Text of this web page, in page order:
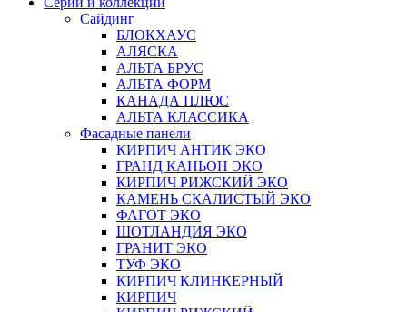
Сайдинг
БЛОКХАУС
АЛЯСКА
АЛЬТА БРУС
АЛЬТА ФОРМ
КАНАДА ПЛЮС
АЛЬТА КЛАССИКА
Фасадные панели
КИРПИЧ АНТИК ЭКО
ГРАНД КАНЬОН ЭКО
КИРПИЧ РИЖСКИЙ ЭКО
КАМЕНЬ СКАЛИСТЫЙ ЭКО
ФАГОТ ЭКО
ШОТЛАНДИЯ ЭКО
ГРАНИТ ЭКО
ТУФ ЭКО
КИРПИЧ КЛИНКЕРНЫЙ
КИРПИЧ